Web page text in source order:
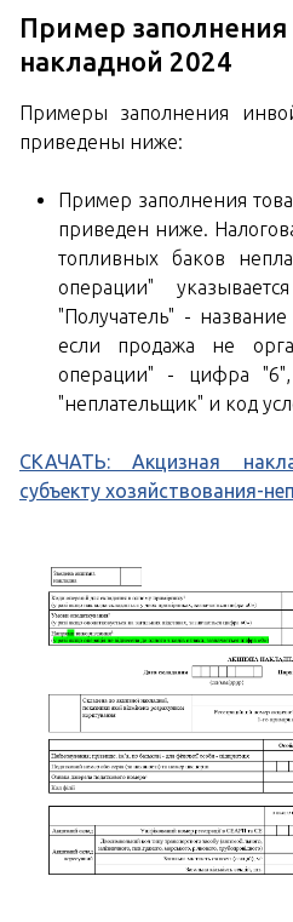
Пример заполнения
накладной 2024
Примеры заполнения
приведены ниже:
Пример заполнения
приведен ниже.
топливных баков
операции"
"Получатель" -
если продажа не
операции" - цифра
"неплательщик" и код
СКАЧАТЬ: Акцизная
субъекту хозяйствования-